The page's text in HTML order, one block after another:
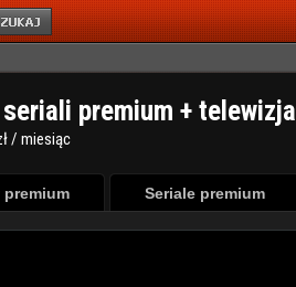
premium + telewizja
/ miesiąc
premium Seriale premium